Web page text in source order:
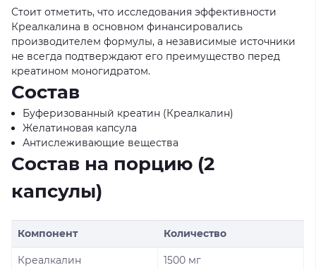
Стоит отметить, что исследования эффективности
Креалкалина в основном финансировались
производителем формулы, а независимые источники
не всегда подтверждают его преимущество перед
креатином моногидратом.
Состав
Буферизованный креатин (Креалкалин)
Желатиновая капсула
Антислеживающие вещества
Состав на порцию (2
капсулы)
Компонент Количество
Креалкалин 1500 мг